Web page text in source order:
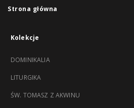
Strona główna
Kolekcje
DOMINIKALIA
LITURGIKA
ŚW. TOMASZ Z AKWINU